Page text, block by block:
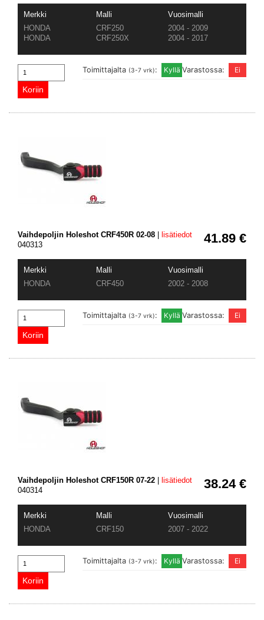
Merkki Malli
Vuosimalli
HONDA
CRF250
2004 - 2009
HONDA
CRF250X 2004 - 2017
Varastossa:
Toimittajalta (3-7 vrk):
41.89 €
Vaihdepoljin Holeshot CRF450R 02-08
lisätiedot
040313
Merkki Malli
Vuosimalli
HONDA
CRF450 2002 - 2008
Varastossa:
Toimittajalta (3-7 vrk):
38.24 €
Vaihdepoljin Holeshot CRF150R 07-22
lisätiedot
040314
Merkki Malli
Vuosimalli
HONDA
CRF150 2007 - 2022
Varastossa:
Toimittajalta (3-7 vrk):